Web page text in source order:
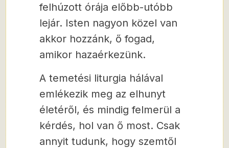
felhúzott órája előbb-utóbb
lejár. Isten nagyon közel van
akkor hozzánk, ő fogad,
amikor hazaérkezünk.
A temetési liturgia hálával
emlékezik meg az elhunyt
életéről, és mindig felmerül a
kérdés, hol van ő most. Csak
annyit tudunk, hogy szemtől